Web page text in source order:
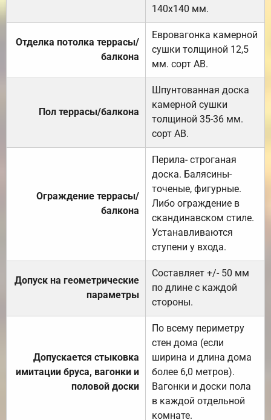
140х140 мм.
Отделка потолка террасы/
балкона
Евровагонка камерной
сушки толщиной 12,5
мм. сорт АВ.
Пол террасы/балкона
Шпунтованная доска
камерной сушки
толщиной 35-36 мм.
сорт АВ.
Ограждение террасы/
балкона
Перила- строганая
доска. Балясины-
точеные, фигурные.
Либо ограждение в
скандинавском стиле.
Устанавливаются
ступени у входа.
Допуск на геометрические
параметры
Составляет +/- 50 мм
по длине с каждой
стороны.
Допускается стыковка
имитации бруса, вагонки и
половой доски
По всему периметру
стен дома (если
ширина и длина дома
более 6,0 метров).
Вагонки и доски пола
в каждой отдельной
комнате.